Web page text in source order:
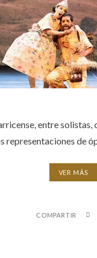
entre
representaciones de
VER MÁS
COMPARTIR